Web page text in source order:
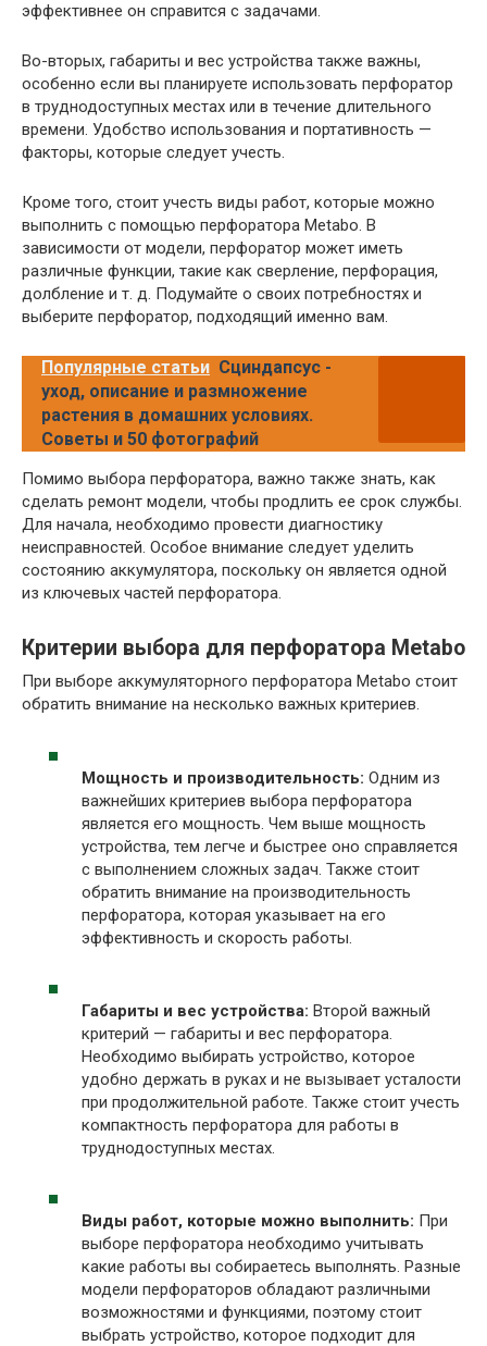
эффективнее он справится с задачами.
Во-вторых, габариты и вес устройства также важны,
особенно если вы планируете использовать перфоратор
в труднодоступных местах или в течение длительного
времени. Удобство использования и портативность —
факторы, которые следует учесть.
Кроме того, стоит учесть виды работ, которые можно
выполнить с помощью перфоратора Metabo. В
зависимости от модели, перфоратор может иметь
различные функции, такие как сверление, перфорация,
долбление и т. д. Подумайте о своих потребностях и
выберите перфоратор, подходящий именно вам.
Популярные статьи Сциндапсус -
уход, описание и размножение
растения в домашних условиях.
Советы и 50 фотографий
Помимо выбора перфоратора, важно также знать, как
сделать ремонт модели, чтобы продлить ее срок службы.
Для начала, необходимо провести диагностику
неисправностей. Особое внимание следует уделить
состоянию аккумулятора, поскольку он является одной
из ключевых частей перфоратора.
Критерии выбора для перфоратора Metabo
При выборе аккумуляторного перфоратора Metabo стоит
обратить внимание на несколько важных критериев.
Мощность и производительность: Одним из
важнейших критериев выбора перфоратора
является его мощность. Чем выше мощность
устройства, тем легче и быстрее оно справляется
с выполнением сложных задач. Также стоит
обратить внимание на производительность
перфоратора, которая указывает на его
эффективность и скорость работы.
Габариты и вес устройства: Второй важный
критерий — габариты и вес перфоратора.
Необходимо выбирать устройство, которое
удобно держать в руках и не вызывает усталости
при продолжительной работе. Также стоит учесть
компактность перфоратора для работы в
труднодоступных местах.
Виды работ, которые можно выполнить: При
выборе перфоратора необходимо учитывать
какие работы вы собираетесь выполнять. Разные
модели перфораторов обладают различными
возможностями и функциями, поэтому стоит
выбрать устройство, которое подходит для